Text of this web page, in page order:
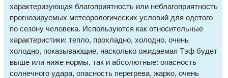
характеризующая благоприятность или неблагоприятность
прогнозируемых метеорологических условий для одетого
по сезону человека. Используются как относительные
характеристики: тепло, прохладно, холодно, очень
холодно, показывающие, насколько ожидаемая Тэф будет
выше или ниже нормы, так и абсолютные: опасность
солнечного удара, опасность перегрева, жарко, очень